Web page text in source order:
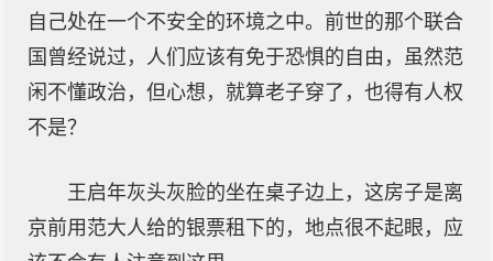
自己处在一个不安全的环境之中。前世的那个联合
国曾经说过，人们应该有免于恐惧的自由，虽然范
闲不懂政治，但心想，就算老子穿了，也得有人权
不是？
王启年灰头灰脸的坐在桌子边上，这房子是离
京前用范大人给的银票租下的，地点很不起眼，应